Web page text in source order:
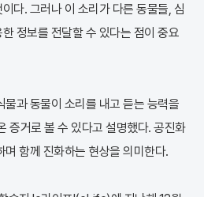
다. 그러나 이 소리가 다른 동물들, 심
정보를 전달할 수 있다는 점이 중요
과 동물이 소리를 내고 듣는 능력을
증거로 볼 수 있다고 설명했다. 공진화
며 함께 진화하는 현상을 의미한다.